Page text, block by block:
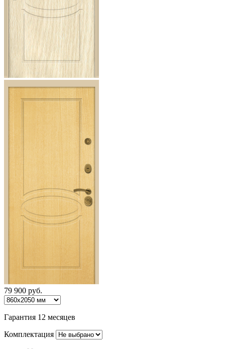
79 900 руб.
Гарантия 12 месяцев
Комплектация